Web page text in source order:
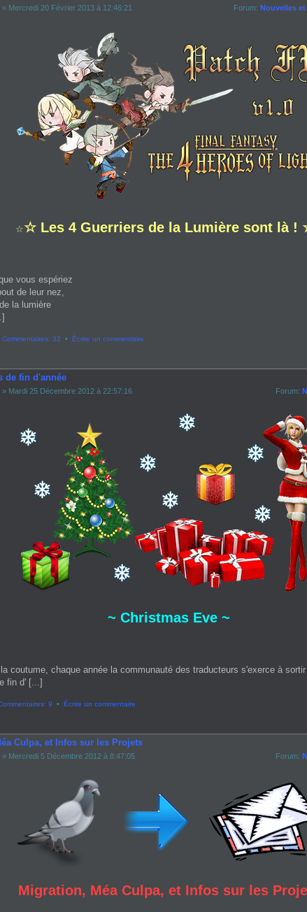
» Mercredi 20 Février 2013 à 12:46:21 Forum: Nouvelles
☆☆ Les 4 Guerriers de la Lumière sont là !
vous espériez
de leur nez,
la lumière
Commentaires: 32 • Écrire un commentaire
de fin d'année
» Mardi 25 Décembre 2012 à 22:57:16 Forum:
~ Christmas Eve ~
coutume, chaque année la communauté des traducteurs s'exerce à
fin d' [...]
9 • Écrire un commentaire
Culpa, et Infos sur les Projets
» Mercredi 5 Décembre 2012 à 8:47:05 Forum:
Migration, Méa Culpa, et Infos sur les